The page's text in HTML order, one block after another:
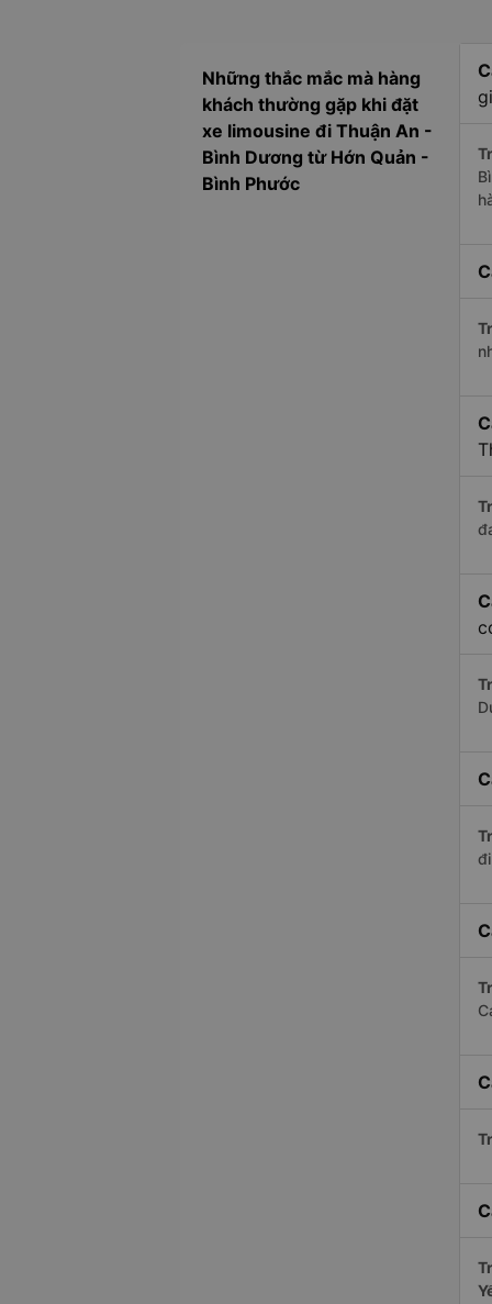
Những thắc mắc mà hàng
khách thường gặp khi đặt
xe limousine đi Thuận An -
Bình Dương từ Hớn Quản -
Bình Phước